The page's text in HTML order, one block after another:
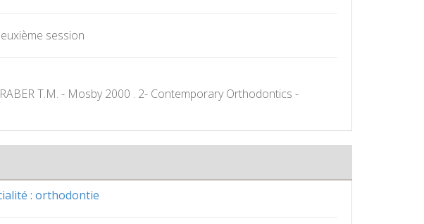
session
T.M. - Mosby 2000 . 2- Contemporary Orthodontics -
: orthodontie